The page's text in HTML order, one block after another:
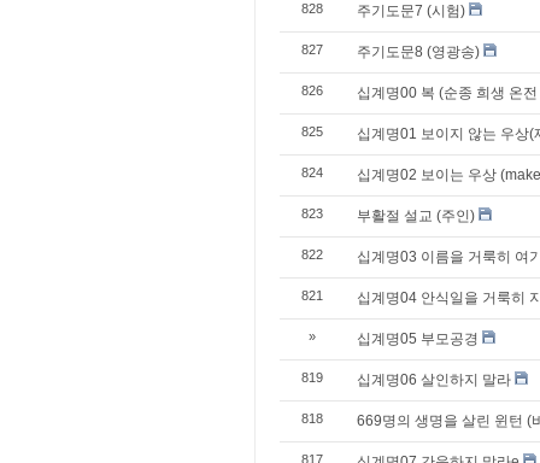
828 주기도문7 (시험)
827 주기도문8 (영광송)
826 십계명00 복 (순종 희생 온
825 십계명01 보이지 않는 우상(
824 십계명02 보이는 우상
823 부활절 설교 (주인)
822 십계명03 이름을 거룩히 여
821 십계명04 안식일을 거룩히
» 십계명05 부모공경
819 십계명06 살인하지 말라
818 669명의 생명을 살린 윈턴 (
817